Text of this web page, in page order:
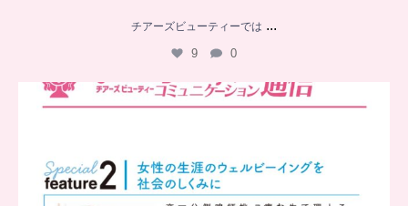
チアーズビューティーでは ...
9 0
..
8